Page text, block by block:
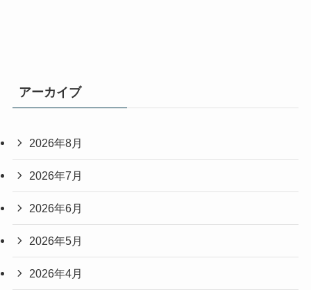
アーカイブ
2026年8月
2026年7月
2026年6月
2026年5月
2026年4月